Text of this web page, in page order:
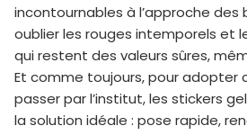
incontournables à l’approche des
oublier les rouges intemporels et
qui restent des valeurs sûres,
Et comme toujours, pour adopter
passer par l’institut, les stickers gel
la solution idéale : pose rapide,